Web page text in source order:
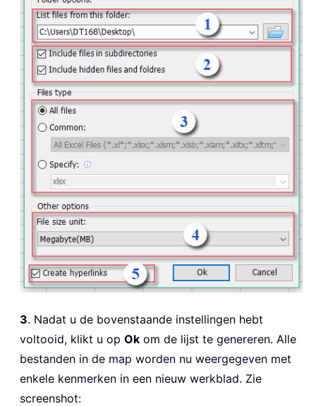
3. Nadat u de bovenstaande instellingen hebt
voltooid, klikt u op Ok om de lijst te genereren. Alle
bestanden in de map worden nu weergegeven met
enkele kenmerken in een nieuw werkblad. Zie
screenshot: